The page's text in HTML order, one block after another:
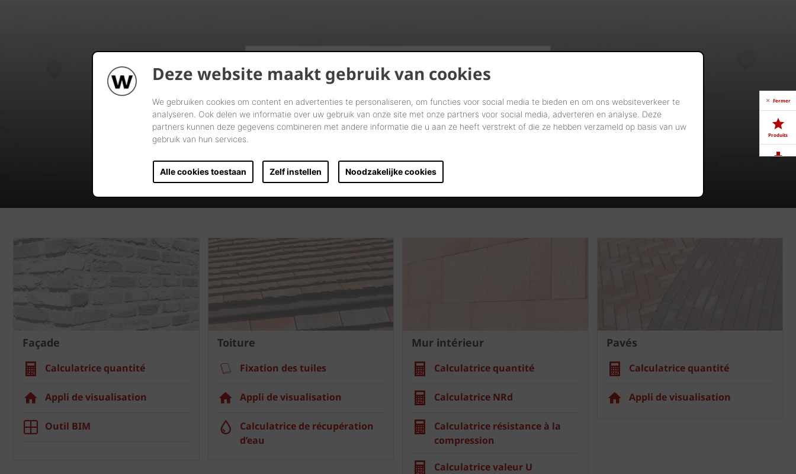
Deze website maakt gebruik van cookies
We gebruiken cookies om content en advertenties te personaliseren, om functies voor social media te bieden en om ons websiteverkeer te
analyseren. Ook delen we informatie over uw gebruik van onze site met onze partners voor social media, adverteren en analyse. Deze
partners kunnen deze gegevens combineren met andere informatie die u aan ze heeft verstrekt of die ze hebben verzameld op basis van uw
gebruik van hun services.
Alle cookies toestaan Zelf instellen Noodzakelijke cookies
Trouvez des distributeurs près
de chez vous
DÉMARREZ VOTRE RECHERCHE
Façade
Calculatrice quantité
Appli de visualisation
Outil BIM
Toiture
Fixation des tuiles
Appli de visualisation
Calculatrice de récupération
d’eau
Mur intérieur
Calculatrice quantité
Calculatrice NRd
Calculatrice résistance à la
compression
Calculatrice valeur U
Pavés
Calculatrice quantité
Appli de visualisation
Fermer
Produits
Showrooms